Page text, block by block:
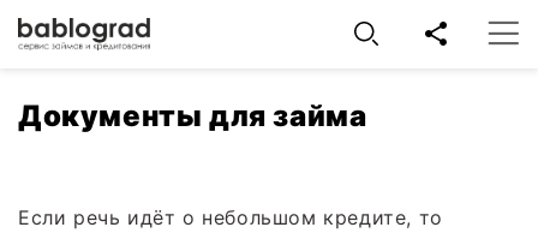
Документы для займа
Если речь идёт о небольшом кредите, то